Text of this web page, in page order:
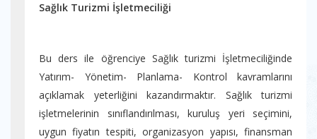
Sağlık Turizmi İşletmeciliği
Bu ders ile öğrenciye Sağlık turizmi İşletmeciliğinde
Yatırım- Yönetim- Planlama- Kontrol kavramlarını
açıklamak yeterliğini kazandırmaktır. Sağlık turizmi
işletmelerinin sınıflandırılması, kuruluş yeri seçimini,
uygun fiyatın tespiti, organizasyon yapısı, finansman